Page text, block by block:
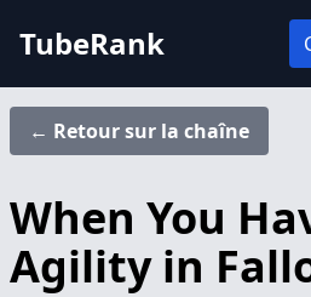
TubeRank
← Retour sur la chaîne
When You
Agility in